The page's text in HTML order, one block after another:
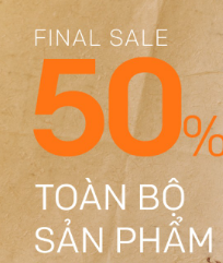
THÔNG TIN BỔ
Be, Đen, Ghi
S, M, L